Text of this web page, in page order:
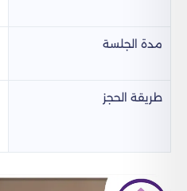
مدة الجلسة
طريقة الحجز